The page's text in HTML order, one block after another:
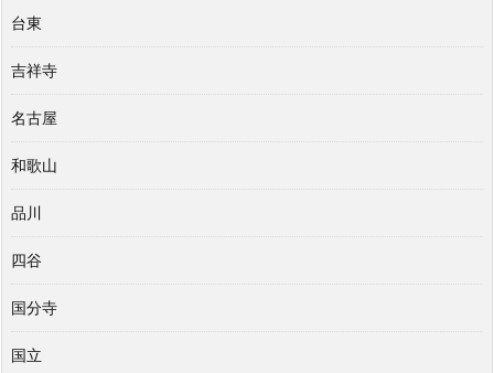
台東
吉祥寺
名古屋
和歌山
品川
四谷
国分寺
国立